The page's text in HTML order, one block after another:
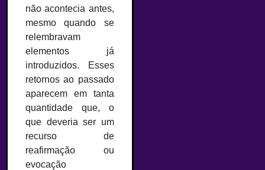
não acontecia antes,
mesmo quando se
relembravam
elementos já
introduzidos. Esses
retornos ao passado
aparecem em tanta
quantidade que, o
que deveria ser um
recurso de
reafirmação ou
evocação